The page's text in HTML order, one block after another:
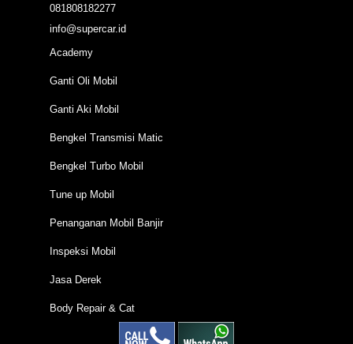
081808182277
info@supercar.id
Academy
Ganti Oli Mobil
Ganti Aki Mobil
Bengkel Transmisi Matic
Bengkel Turbo Mobil
Tune up Mobil
Penanganan Mobil Banjir
Inspeksi Mobil
Jasa Derek
Body Repair & Cat